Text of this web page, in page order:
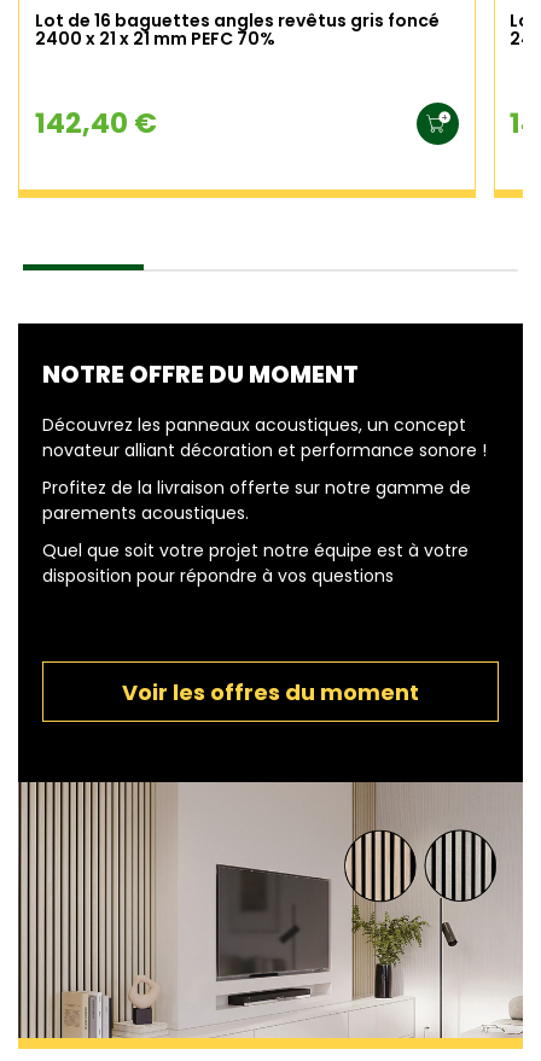
Lot de 16 baguettes angles revêtus gris foncé
2400 x 21 x 21 mm PEFC 70%
142,40 €
NOTRE OFFRE DU MOMENT
Découvrez les panneaux acoustiques, un concept
novateur alliant décoration et performance sonore !
Profitez de la livraison offerte sur notre gamme de
parements acoustiques.
Quel que soit votre projet notre équipe est à votre
disposition pour répondre à vos questions
Voir les offres du moment